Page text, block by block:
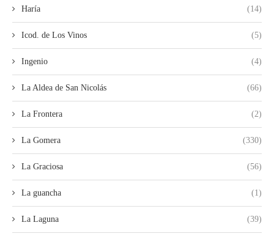
Haría (14)
Icod. de Los Vinos (5)
Ingenio (4)
La Aldea de San Nicolás (66)
La Frontera (2)
La Gomera (330)
La Graciosa (56)
La guancha (1)
La Laguna (39)